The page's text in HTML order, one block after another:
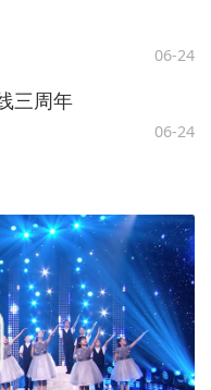
06-24
三周年
06-24